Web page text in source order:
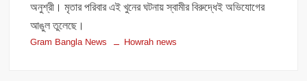
অনুশ্রী। মৃতার পরিবার এই খুনের ঘটনায় স্বামীর বিরুদ্ধেই অভিযোগের
আঙুল তুলেছে।
Gram Bangla News Howrah news